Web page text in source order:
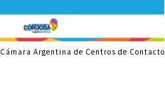
Cámara Argentina de Centros de Contacto